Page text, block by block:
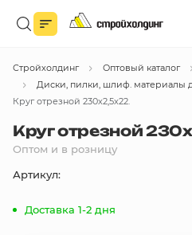
Войдите в личный кабинет
Вы сможете оформлять заказыпо
Каталог товаров
Быстрый заказ по списку
Стройхолдинг Оптовый каталог
Диски, пилки, шлиф. материалы
Круг отрезной 230х2,5х22.
Круг отрезной
Оптом и в розницу
Артикул:
Доставка 1-2 дня